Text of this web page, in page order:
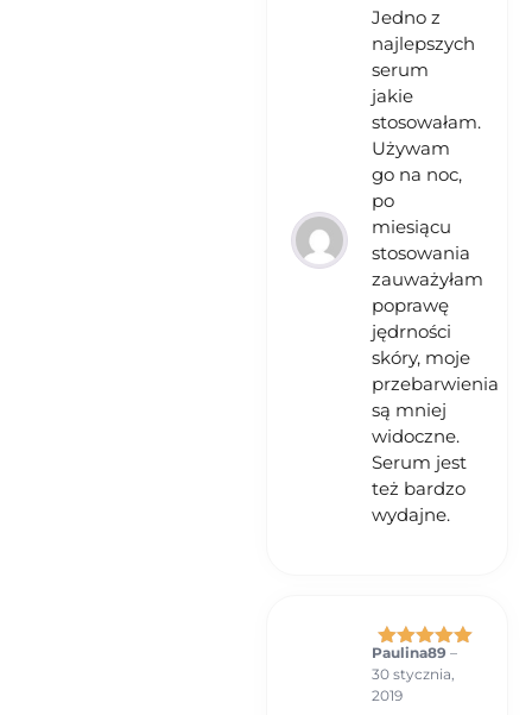
Jedno z
najlepszych
serum
jakie
stosowałam.
Używam
go na noc,
po
miesiącu
stosowania
zauważyłam
poprawę
jędrności
skóry, moje
przebarwienia
są mniej
widoczne.
Serum jest
też bardzo
wydajne.
Oceniono
na 5
Paulina89 –
30 stycznia,
2019